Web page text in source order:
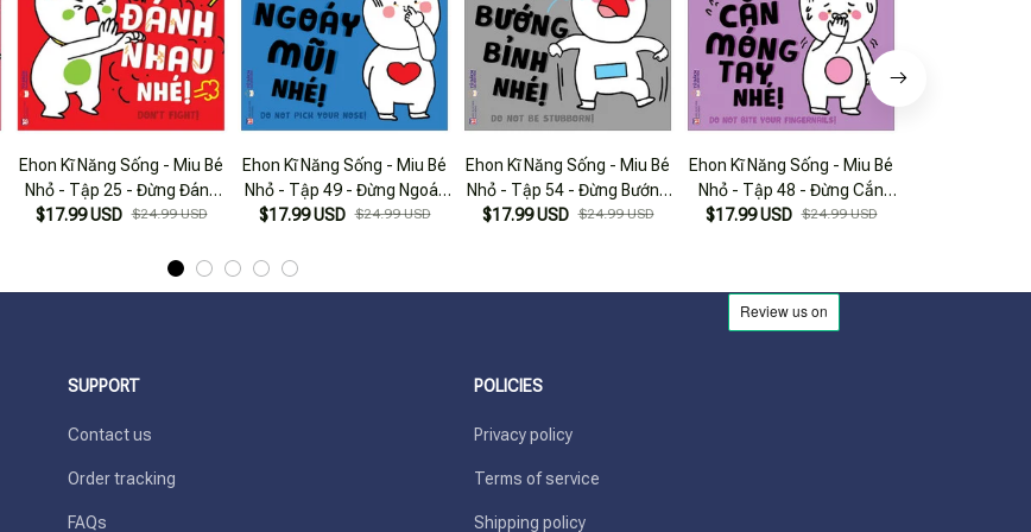
Ehon Kĩ Năng Sống - Miu Bé
Nhỏ - Tập 25 - Đừng Đánh
Nhau Nhé!
$17.99 USD $24.99 USD
Ehon Kĩ Năng Sống - Miu Bé
Nhỏ - Tập 49 - Đừng Ngoáy
Mũi Nhé!
$17.99 USD $24.99 USD
Ehon Kĩ Năng Sống - Miu Bé
Nhỏ - Tập 54 - Đừng Bướng
Bỉnh Nhé!
$17.99 USD $24.99 USD
Ehon Kĩ Năng Sống - Miu Bé
Nhỏ - Tập 48 - Đừng Cắn
Móng Tay Nhé!
$17.99 USD $24.99 USD
SUPPORT
Contact us
Order tracking
FAQs
POLICIES
Privacy policy
Terms of service
Shipping policy